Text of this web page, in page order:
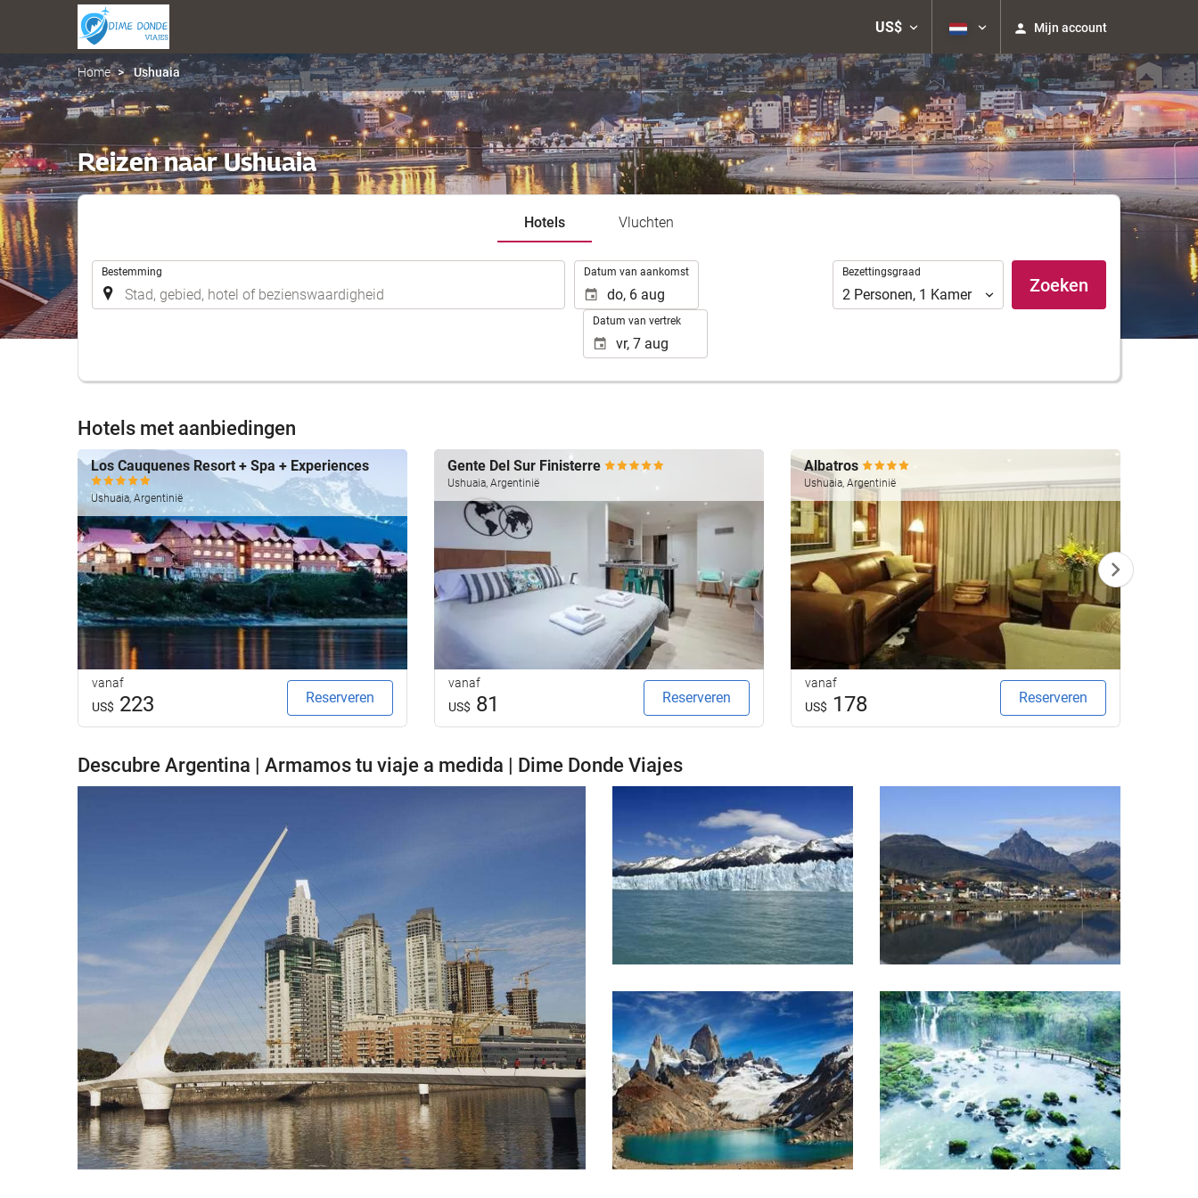
US$ Mijn account
Home Ushuaia
Reizen naar Ushuaia
Hotels Vluchten
Bestemming Datum van aankomst
Datum van vertrek
Bezettingsgraad
Bezettingsgraad
2 Personen, 1 Kamer Zoeken
Hotels met aanbiedingen
Los Cauquenes Resort + Spa + Experiences
Ushuaia, Argentinië
vanaf
US$ 223 Reserveren
Gente Del Sur Finisterre
Ushuaia, Argentinië
vanaf
US$ 81 Reserveren
Albatros
Ushuaia, Argentinië
vanaf
US$ 178 Reserveren
Descubre Argentina | Armamos tu viaje a medida | Dime Donde Viajes